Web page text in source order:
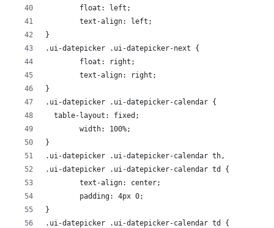
	float: left;
	text-align: left;
}
.ui-datepicker .ui-datepicker-next {
	float: right;
	text-align: right;
}
.ui-datepicker .ui-datepicker-calendar {
  table-layout: fixed;
	width: 100%;
}
.ui-datepicker .ui-datepicker-calendar th,
.ui-datepicker .ui-datepicker-calendar td {
	text-align: center;
	padding: 4px 0;
}
.ui-datepicker .ui-datepicker-calendar td {